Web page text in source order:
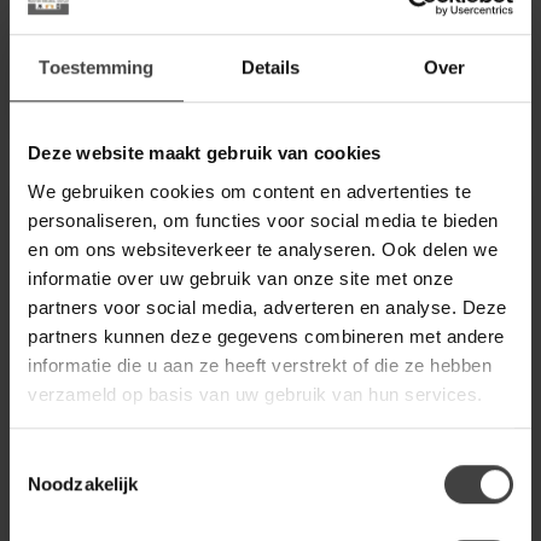
Toestemming Details Over
Deze website maakt gebruik van cookies
We gebruiken cookies om content en advertenties te
personaliseren, om functies voor social media te bieden
en om ons websiteverkeer te analyseren. Ook delen we
informatie over uw gebruik van onze site met onze
partners voor social media, adverteren en analyse. Deze
partners kunnen deze gegevens combineren met andere
informatie die u aan ze heeft verstrekt of die ze hebben
verzameld op basis van uw gebruik van hun services.
Noodzakelijk
.
FESTINA hout mat
cm JAMIRI crème